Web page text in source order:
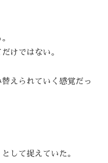
けではない。
えられていく感覚だっ
して捉えていた。